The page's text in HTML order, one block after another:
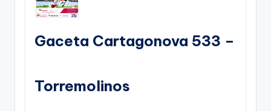
Gaceta Cartagonova 533 –
Torremolinos